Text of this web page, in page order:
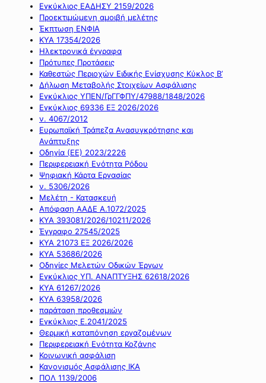
Εγκύκλιος ΕΑΔΗΣΥ 2159/2026
Προεκτιμώμενη αμοιβή μελέτης
Έκπτωση ΕΝΦΙΑ
ΚΥΑ 17354/2026
Ηλεκτρονικά έγγραφα
Πρότυπες Προτάσεις
Καθεστώς Περιοχών Ειδικής Ενίσχυσης Κύκλος Β’
Δήλωση Μεταβολής Στοιχείων Ασφάλισης
Εγκύκλιος ΥΠΕΝ/ΓρΓΓΦΠΥ/47988/1848/2026
Εγκύκλιος 69336 ΕΞ 2026/2026
ν. 4067/2012
Ευρωπαϊκή Τράπεζα Ανασυγκρότησης και
Ανάπτυξης
Οδηγία (ΕΕ) 2023/2226
Περιφερειακή Ενότητα Ρόδου
Ψηφιακή Κάρτα Εργασίας
ν. 5306/2026
Μελέτη - Κατασκευή
Απόφαση ΑΑΔΕ Α.1072/2025
ΚΥΑ 393081/2026/10211/2026
Έγγραφο 27545/2025
ΚΥΑ 21073 ΕΞ 2026/2026
ΚΥΑ 53686/2026
Οδηγίες Μελετών Οδικών Έργων
Εγκύκλιος ΥΠ. ΑΝΑΠΤΥΞΗΣ 62618/2026
ΚΥΑ 61267/2026
ΚΥΑ 63958/2026
παράταση προθεσμιών
Εγκύκλιος Ε.2041/2025
Θερμική καταπόνηση εργαζομένων
Περιφερειακή Ενότητα Κοζάνης
Κοινωνική ασφάλιση
Κανονισμός Ασφάλισης ΙΚΑ
ΠΟΛ 1139/2006